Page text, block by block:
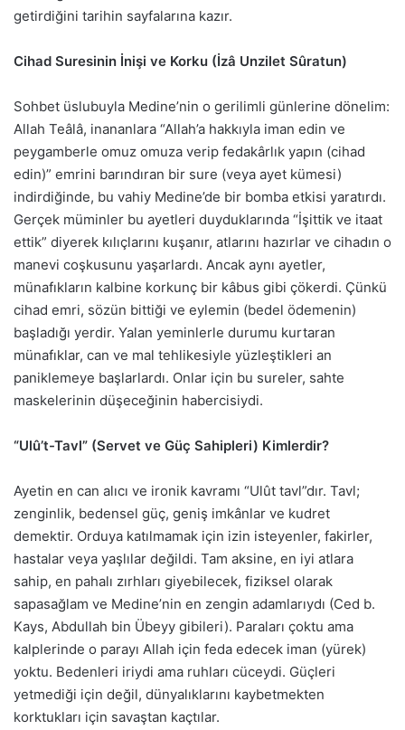
getirdiğini tarihin sayfalarına kazır.
Cihad Suresinin İnişi ve Korku (İzâ Unzilet Sûratun)
Sohbet üslubuyla Medine’nin o gerilimli günlerine dönelim:
Allah Teâlâ, inananlara “Allah’a hakkıyla iman edin ve
peygamberle omuz omuza verip fedakârlık yapın (cihad
edin)” emrini barındıran bir sure (veya ayet kümesi)
indirdiğinde, bu vahiy Medine’de bir bomba etkisi yaratırdı.
Gerçek müminler bu ayetleri duyduklarında “İşittik ve itaat
ettik” diyerek kılıçlarını kuşanır, atlarını hazırlar ve cihadın o
manevi coşkusunu yaşarlardı. Ancak aynı ayetler,
münafıkların kalbine korkunç bir kâbus gibi çökerdi. Çünkü
cihad emri, sözün bittiği ve eylemin (bedel ödemenin)
başladığı yerdir. Yalan yeminlerle durumu kurtaran
münafıklar, can ve mal tehlikesiyle yüzleştikleri an
paniklemeye başlarlardı. Onlar için bu sureler, sahte
maskelerinin düşeceğinin habercisiydi.
“Ulû’t-Tavl” (Servet ve Güç Sahipleri) Kimlerdir?
Ayetin en can alıcı ve ironik kavramı “Ulût tavl”dır. Tavl;
zenginlik, bedensel güç, geniş imkânlar ve kudret
demektir. Orduya katılmamak için izin isteyenler, fakirler,
hastalar veya yaşlılar değildi. Tam aksine, en iyi atlara
sahip, en pahalı zırhları giyebilecek, fiziksel olarak
sapasağlam ve Medine’nin en zengin adamlarıydı (Ced b.
Kays, Abdullah bin Übeyy gibileri). Paraları çoktu ama
kalplerinde o parayı Allah için feda edecek iman (yürek)
yoktu. Bedenleri iriydi ama ruhları cüceydi. Güçleri
yetmediği için değil, dünyalıklarını kaybetmekten
korktukları için savaştan kaçtılar.